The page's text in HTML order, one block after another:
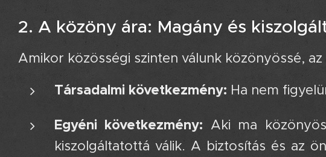
2. A közöny ára: Magány és
Amikor közösségi szinten válunk közönyössé,
Társadalmi következmény: Ha nem
Egyéni következmény: Aki ma
kiszolgáltatottá válik. A biztosítás és az